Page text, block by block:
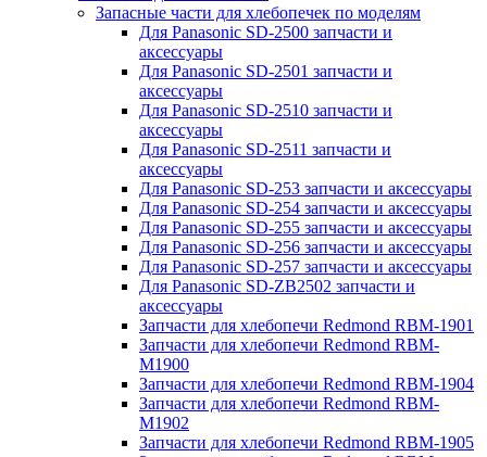
Запасные части для хлебопечек по моделям
Для Panasonic SD-2500 запчасти и
аксессуары
Для Panasonic SD-2501 запчасти и
аксессуары
Для Panasonic SD-2510 запчасти и
аксессуары
Для Panasonic SD-2511 запчасти и
аксессуары
Для Panasonic SD-253 запчасти и аксессуары
Для Panasonic SD-254 запчасти и аксессуары
Для Panasonic SD-255 запчасти и аксессуары
Для Panasonic SD-256 запчасти и аксессуары
Для Panasonic SD-257 запчасти и аксессуары
Для Panasonic SD-ZB2502 запчасти и
аксессуары
Запчасти для хлебопечи Redmond RBM-1901
Запчасти для хлебопечи Redmond RBM-
M1900
Запчасти для хлебопечи Redmond RBM-1904
Запчасти для хлебопечи Redmond RBM-
M1902
Запчасти для хлебопечи Redmond RBM-1905